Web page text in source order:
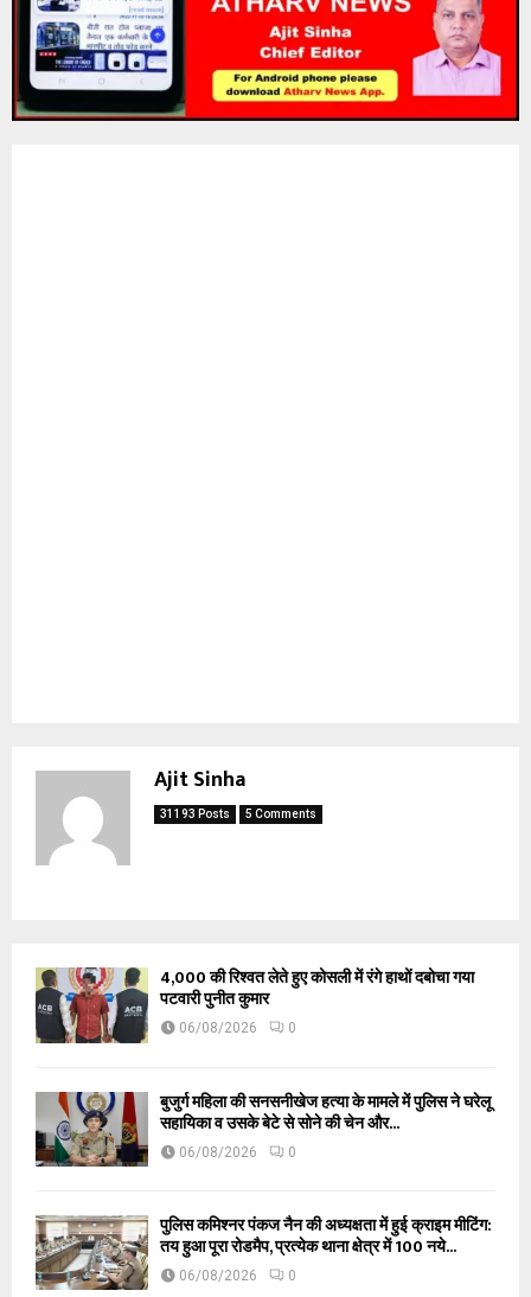
Ajit Sinha
31193 Posts 5 Comments
₹4,000 की रिश्वत लेते हुए कोसली में रंगे हाथों दबोचा गया
पटवारी पुनीत कुमार
06/08/2026 0
बुजुर्ग महिला की सनसनीखेज हत्या के मामले में पुलिस ने घरेलू
सहायिका व उसके बेटे से सोने की चेन और...
06/08/2026 0
पुलिस कमिश्नर पंकज नैन की अध्यक्षता में हुई क्राइम मीटिंग:
तय हुआ पूरा रोडमैप, प्रत्येक थाना क्षेत्र में 100 नये...
06/08/2026 0